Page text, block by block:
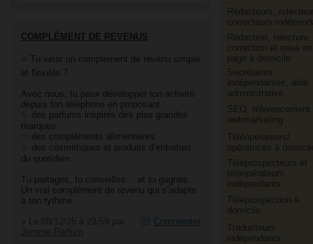
Rédacteurs,
correcteurs
Rédaction, relecture,
correction et mise en
page à domicile
Secrétaires
indépendantes, aide
administrative
SEO, référencement
webmarketing
Téléopérateurs/​
opératrices à
Téléprospecteurs et
téléopérateurs
indépendants
Téléprospection à
domicile
Traducteurs
indépendants
COMPLÉMENT DE REVENUS
⭐ Tu veux un complément de revenu simple
et flexible ?
Avec nous, tu peux développer ton activité
depuis ton téléphone en proposant :
✨ des parfums inspirés des plus grandes
marques
✨ des compléments alimentaires
✨ des cosmétiques et produits d’entretien
du quotidien
Tu partages, tu conseilles… et tu gagnes.
Un vrai complément de revenu qui s’adapte
à ton rythme.
Commenter
»